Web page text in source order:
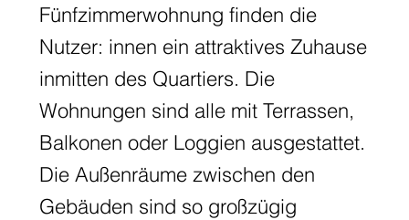
Fünfzimmerwohnung finden die
Nutzer: innen ein attraktives Zuhause
inmitten des Quartiers. Die
Wohnungen sind alle mit Terrassen,
Balkonen oder Loggien ausgestattet.
Die Außenräume zwischen den
Gebäuden sind so großzügig